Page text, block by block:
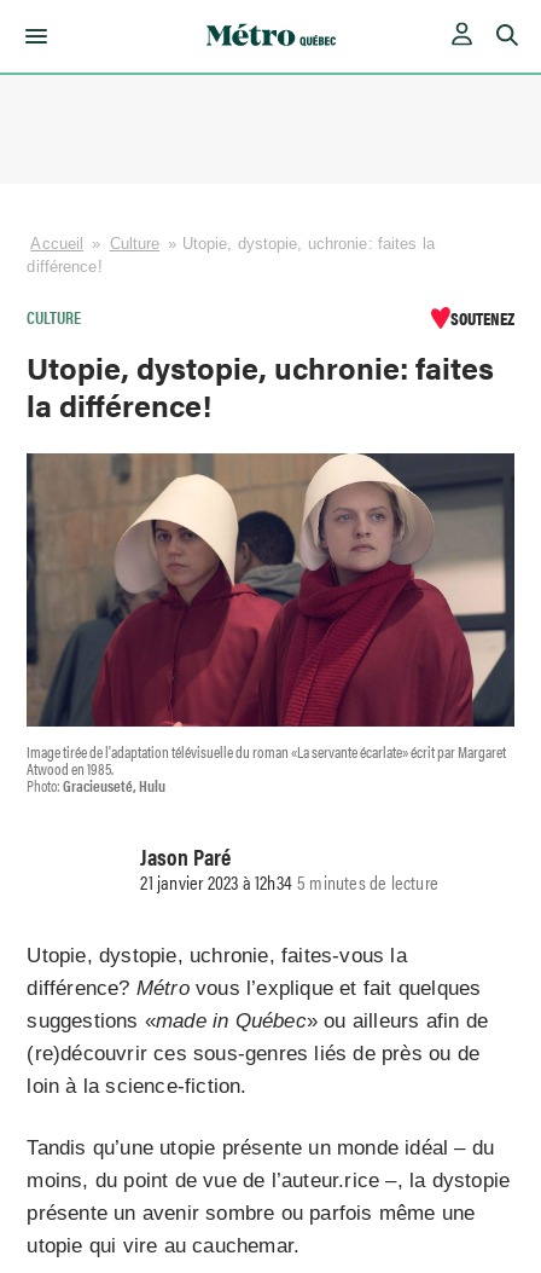
Accueil » Culture » Utopie, dystopie, uchronie: faites la
différence!
CULTURE SOUTENEZ
Utopie, dystopie, uchronie: faites
la différence!
Image tirée de l'adaptation télévisuelle du roman «La servante écarlate» écrit par Margaret
Atwood en 1985.
Photo:Gracieuseté, Hulu
Jason Paré
21 janvier 2023 à 12h345 minutes de lecture
Utopie, dystopie, uchronie, faites-vous la
différence? Métrovous l’explique et fait quelques
suggestions «made in Québec» ou ailleurs afin de
(re)découvrir ces sous-genres liés de près ou de
loin à la science-fiction.
Tandis qu’une utopie présente un monde idéal – du
moins, du point de vue de l’auteur.rice –, la dystopie
présente un avenir sombre ou parfois même une
utopie qui vire au cauchemar.